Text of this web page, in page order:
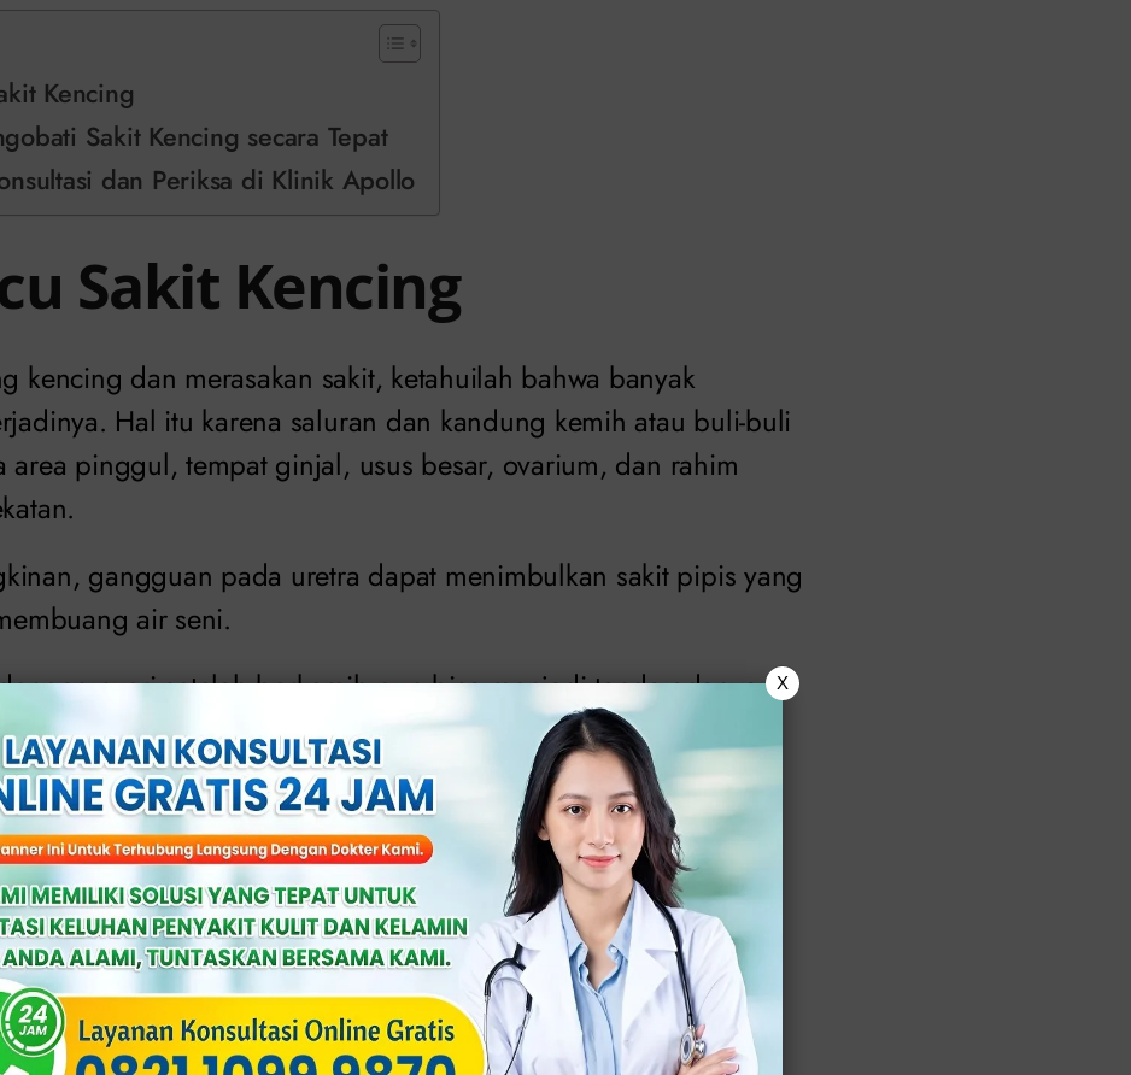
Kencing
Sakit Kencing secara Tepat
dan Periksa di Klinik Apollo
Sakit Kencing
kencing dan merasakan sakit, ketahuilah bahwa banyak
Hal itu karena saluran dan kandung kemih atau buli-buli
area pinggul, tempat ginjal, usus besar, ovarium, dan rahim
gangguan pada uretra dapat menimbulkan sakit pipis yang
air seni.
nyeri setelah berkemih pun bisa menjadi tanda adanya
kandung kemih atau prostat.
beberapa penyakit yang menjadi penyebab sakit kencing.
Obstruktif
air kecil pada umumnya akan mengalir dari ginjal ke
melalui saluran muskuler (ureter), tetapi pada kasus ini urine
melalui saluran tersebut.
X